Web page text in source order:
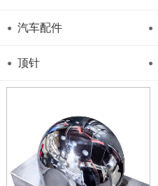
汽车配件
顶针